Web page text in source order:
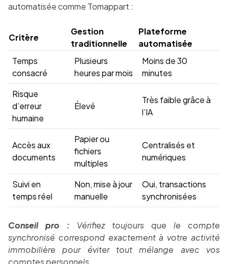
automatisée comme Tomappart :
Critère
Gestion
traditionnelle
Plateforme
automatisée
Temps
consacré
Plusieurs
heures par mois
Moins de 30
minutes
Risque
d’erreur
humaine
Élevé
Très faible grâce à
l’IA
Accès aux
documents
Papier ou
fichiers
multiples
Centralisés et
numériques
Suivi en
temps réel
Non, mise à jour
manuelle
Oui, transactions
synchronisées
Conseil pro :
Vérifiez toujours que le compte
synchronisé correspond exactement à votre activité
immobilière pour éviter tout mélange avec vos
comptes personnels.